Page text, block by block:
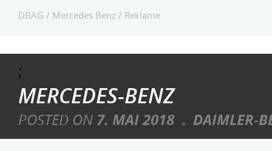
DBAG / Mercedes Benz / Reklame
;
MERCEDES-BENZ
POSTED ON 7. MAI 2018 DAIMLER-